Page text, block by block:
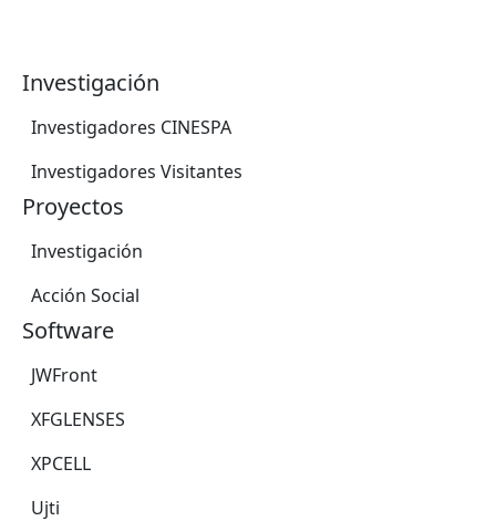
Investigación
Investigadores CINESPA
Investigadores Visitantes
Proyectos
Investigación
Acción Social
Software
JWFront
XFGLENSES
XPCELL
Ujti